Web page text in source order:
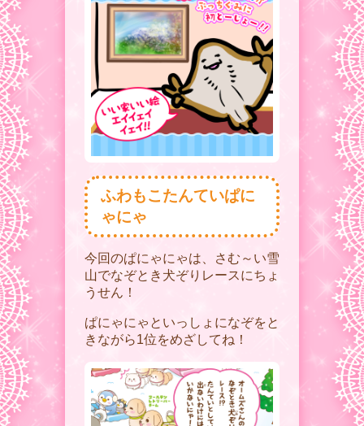
ふわもこたんていぱに
ゃにゃ
今回のぱにゃにゃは、さむ～い雪
山でなぞとき犬ぞりレースにちょ
うせん！
ぱにゃにゃといっしょになぞをと
きながら1位をめざしてね！